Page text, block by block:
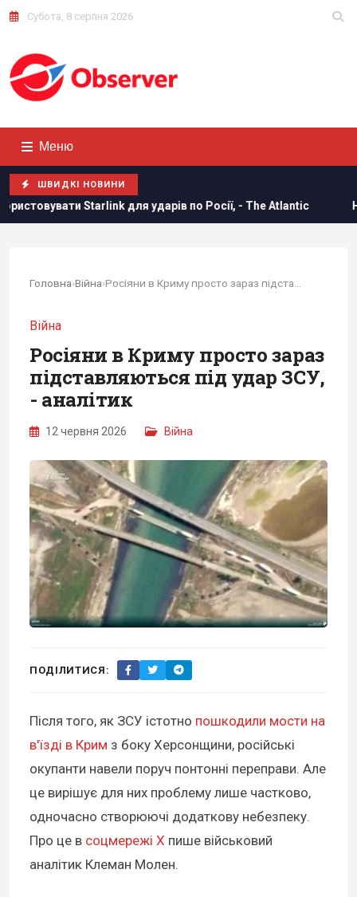
Субота, 8 серпня 2026
Меню
ШВИДКІ НОВИНИ
для ударів по Росії, - The Atlantic Норвезькі
Головна›Війна›
Війна
Росіяни в Криму просто зараз
підставляються під удар ЗСУ,
- аналітик
12 червня 2026 Війна
ПОДІЛИТИСЯ:
Після того, як ЗСУ істотно пошкодили мости на
в'їзді в Крим з боку Херсонщини, російські
окупанти навели поруч понтонні переправи. Але
це вирішує для них проблему лише частково,
одночасно створюючі додаткову небезпеку.
Про це в соцмережі Х пише військовий
аналітик Клеман Молен.